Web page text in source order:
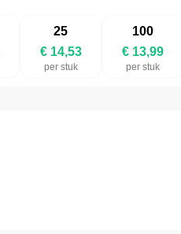
25
€ 14,53
per stuk
100
€ 13,99
per stuk